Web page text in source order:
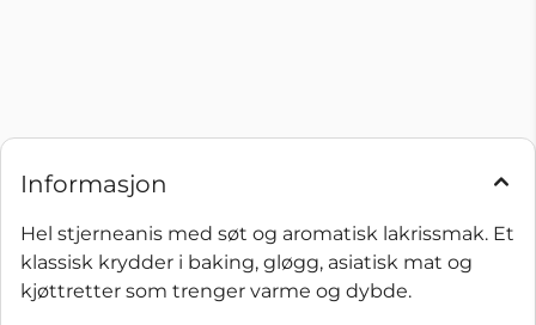
Informasjon
Hel stjerneanis med søt og aromatisk lakrissmak. Et
klassisk krydder i baking, gløgg, asiatisk mat og
kjøttretter som trenger varme og dybde.